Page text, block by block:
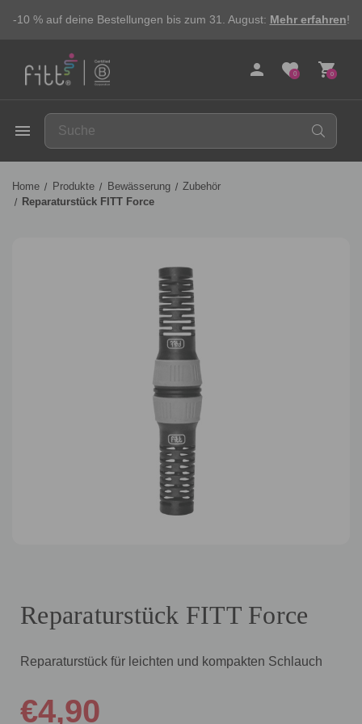
-10 % auf deine Bestellungen bis zum 31. August: Mehr erfahren!
person 0
favorite 0
shopping_cart
menu
Home Produkte Bewässerung
Zubehör
Reparaturstück FITT Force
Reparaturstück FITT Force
Reparaturstück für leichten und kompakten Schlauch
€4,90